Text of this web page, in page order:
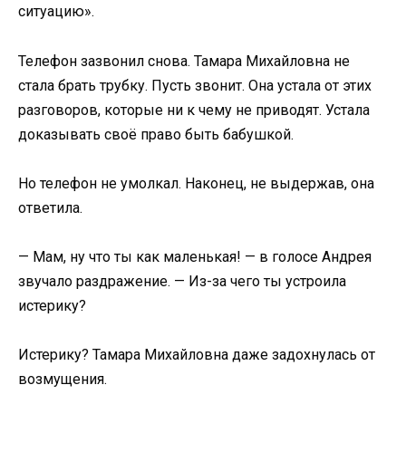
ситуацию».
Телефон зазвонил снова. Тамара Михайловна не
стала брать трубку. Пусть звонит. Она устала от этих
разговоров, которые ни к чему не приводят. Устала
доказывать своё право быть бабушкой.
Но телефон не умолкал. Наконец, не выдержав, она
ответила.
— Мам, ну что ты как маленькая! — в голосе Андрея
звучало раздражение. — Из-за чего ты устроила
истерику?
Истерику? Тамара Михайловна даже задохнулась от
возмущения.